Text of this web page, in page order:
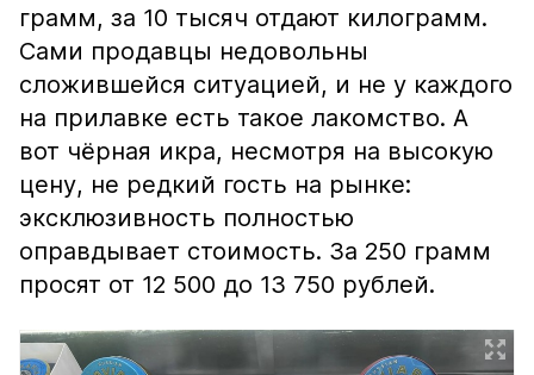
грамм, за 10 тысяч отдают килограмм.
Сами продавцы недовольны
сложившейся ситуацией, и не у каждого
на прилавке есть такое лакомство. А
вот чёрная икра, несмотря на высокую
цену, не редкий гость на рынке:
эксклюзивность полностью
оправдывает стоимость. За 250 грамм
просят от 12 500 до 13 750 рублей.